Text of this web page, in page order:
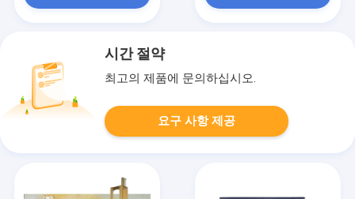
시간 절약
최고의 제품에 문의하십시오.
요구 사항 제공